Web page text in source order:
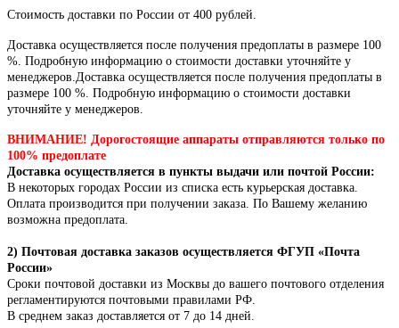
Стоимость доставки по России от 400 рублей.
Доставка осуществляется после получения предоплаты в размере 100
%. Подробную информацию о стоимости доставки уточняйте у
менеджеров.Доставка осуществляется после получения предоплаты в
размере 100 %. Подробную информацию о стоимости доставки
уточняйте у менеджеров.
ВНИМАНИЕ! Дорогостоящие аппараты отправляются только по
100% предоплате
Доставка осуществляется в пункты выдачи или почтой России:
В некоторых городах России из списка есть курьерская доставка.
Оплата производится при получении заказа. По Вашему желанию
возможна предоплата.
2) Почтовая доставка заказов осуществляется ФГУП «Почта
России»
Сроки почтовой доставки из Москвы до вашего почтового отделения
регламентируются почтовыми правилами РФ.
В среднем заказ доставляется от 7 до 14 дней.